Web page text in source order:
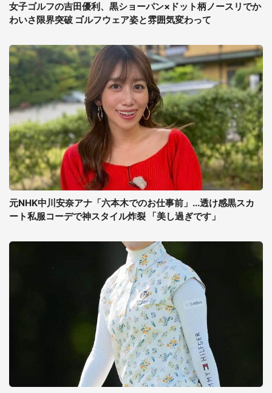
女子ゴルフの吉田優利、黒ショーパン×ドット柄ノースリでか
わいさ限界突破 ゴルフウェア姿と雰囲気変わって
元NHK中川安奈アナ「六本木でのお仕事前」...透け感黒スカ
ート私服コーデで神スタイル炸裂 「美し過ぎです」